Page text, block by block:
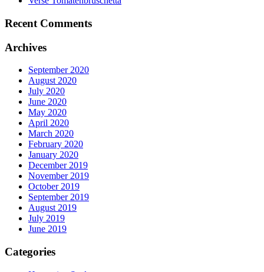
Recent Comments
Archives
September 2020
August 2020
July 2020
June 2020
May 2020
April 2020
March 2020
February 2020
January 2020
December 2019
November 2019
October 2019
September 2019
August 2019
July 2019
June 2019
Categories